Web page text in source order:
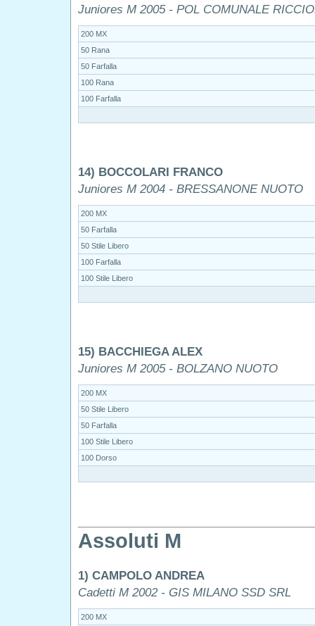
Juniores M 2005 - POL COMUNALE
200 MX
50 Rana
50 Farfalla
100 Rana
100 Farfalla
14) BOCCOLARI FRANCO
Juniores M 2004 - BRESSANONE NUOTO
200 MX
50 Farfalla
50 Stile Libero
100 Farfalla
100 Stile Libero
15) BACCHIEGA ALEX
Juniores M 2005 - BOLZANO NUOTO
200 MX
50 Stile Libero
50 Farfalla
100 Stile Libero
100 Dorso
Assoluti M
1) CAMPOLO ANDREA
Cadetti M 2002 - GIS MILANO SSD SRL
200 MX